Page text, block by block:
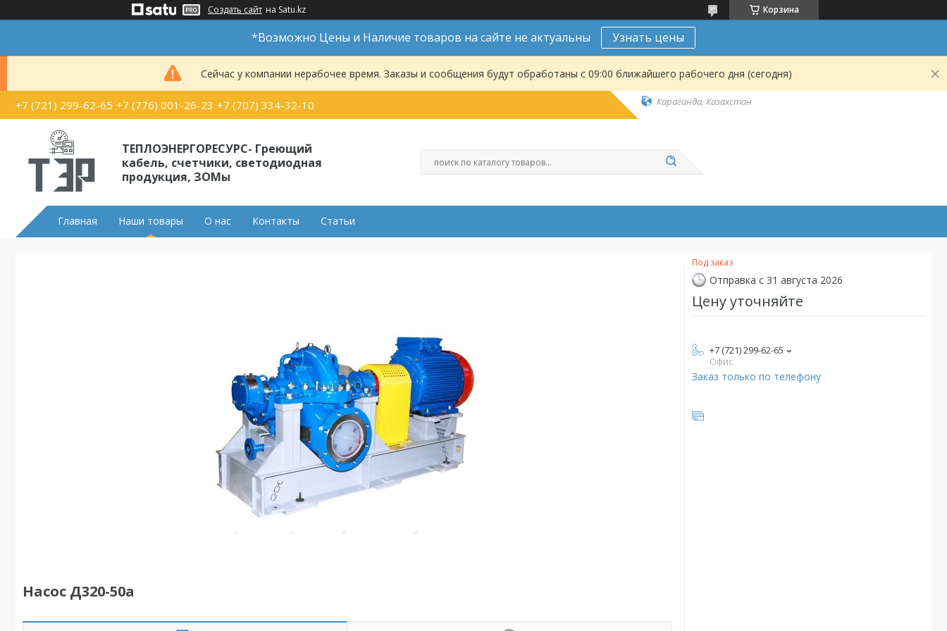
Создать сайт на Satu.kz Корзина
*Возможно Цены и Наличие товаров на сайте не актуальны Узнать цены
Сейчас у компании нерабочее время. Заказы и сообщения будут обработаны с 09:00 ближайшего рабочего дня (сегодня)
+7 (721) 299-62-65 +7 (776) 001-26-23 +7 (707) 334-32-10 Караганда, Казахстан
ТЕПЛОЭНЕРГОРЕСУРС- Греющий
кабель, счетчики, светодиодная
продукция, ЗОМы
Главная Наши товары О нас Контакты Статьи
Насос Д320-50а
Под заказ
Отправка с 31 августа 2026
Цену уточняйте
+7 (721) 299-62-65
Офис
Заказ только по телефону